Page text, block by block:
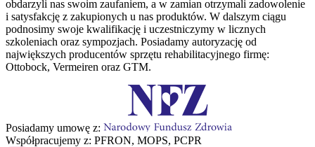
obdarzyli nas swoim zaufaniem, a w zamian otrzymali zadowolenie
i satysfakcję z zakupionych u nas produktów. W dalszym ciągu
podnosimy swoje kwalifikację i uczestniczymy w licznych
szkoleniach oraz sympozjach. Posiadamy autoryzację od
największych producentów sprzętu rehabilitacyjnego firmę:
Ottobock, Vermeiren oraz GTM.
Posiadamy umowę z:
Współpracujemy z: PFRON, MOPS, PCPR